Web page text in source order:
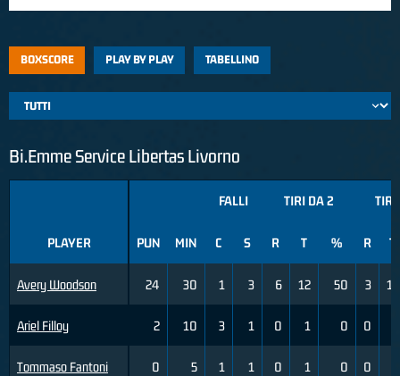
BOXSCORE PLAY BY PLAY TABELLINO
Bi.Emme Service Libertas Livorno
PLAYER
Avery Woodson
Ariel Filloy
Tommaso Fantoni
FALLI TIRI DA 2 TIRI
PUN MIN C S R T % R T
24 30 1 3 6 12 50 3 13
2 10 3 1 0 1 0 0
0 5 1 1 0 1 0 0